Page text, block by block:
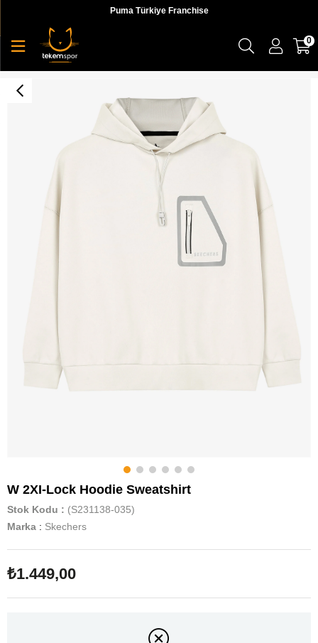
Puma Türkiye Franchise
0
W 2XI-Lock Hoodie Sweatshirt
Stok Kodu
(S231138-035)
Marka : Skechers
₺1.449,00